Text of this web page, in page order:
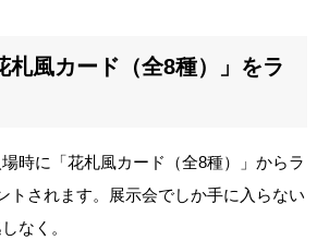
札風カード（全8種）」をラ
時に「花札風カード（全8種）」からラ
トされます。展示会でしか手に入らない
なく。